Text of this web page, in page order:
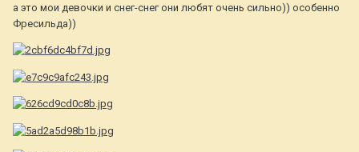
а это мои девочки и снег-снег они любят очень сильно)) особенно
Фресильда))